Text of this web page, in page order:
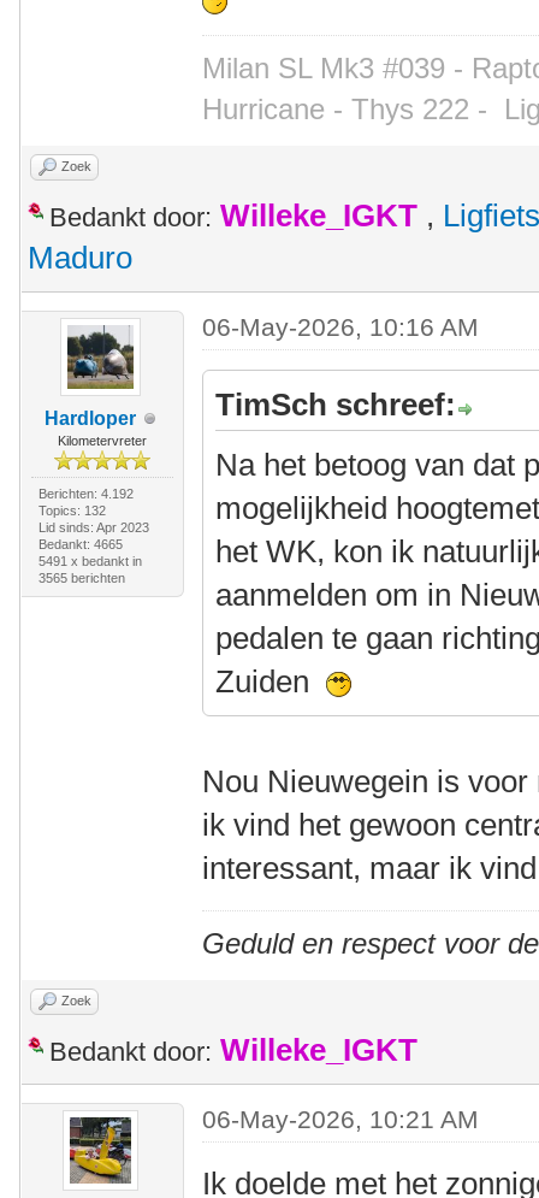
Milan SL Mk3 #039 -
Hurricane - Thys 222 -
Zoek
Bedankt door: Willeke_IGKT ,
Maduro
Hardloper
Kilometervreter
Berichten: 4.192
Topics: 132
Lid sinds: Apr 2023
Bedankt: 4665
5491 x bedankt in
3565 berichten
06-May-2026, 10:16 AM
TimSch schreef:
Na het betoog van dat
mogelijkheid
het WK, kon ik
aanmelden om in
pedalen te gaan
Zuiden
Nou Nieuwegein is
ik vind het gewoon
interessant, maar ik
Geduld en respect voor
Zoek
Bedankt door: Willeke_IGKT
06-May-2026, 10:21 AM
Ik doelde met het